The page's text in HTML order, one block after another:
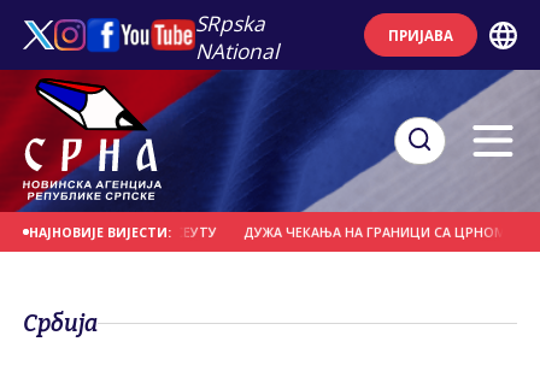
SRpska
NAtional
ПРИЈАВА
НАЈНОВИЈЕ ВИЈЕСТИ:
ШЕСТИ ПОСЈЕТИЋЕ СЕУТУ ДУЖА ЧЕКАЊА НА ГРАНИЦИ СА ЦРНОМ ГОРОМ
Србија